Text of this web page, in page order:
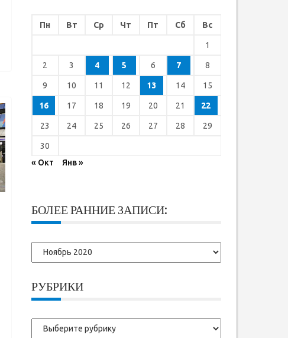
Пн Вт Ср Чт Пт Сб Вс
1
2 3 4 5 6 7 8
9 10 11 12 13 14 15
16 17 18 19 20 21 22
23 24 25 26 27 28 29
30
« Окт
Янв »
БОЛЕЕ РАННИЕ ЗАПИСИ:
Более
ранние
РУБРИКИ
Рубрики